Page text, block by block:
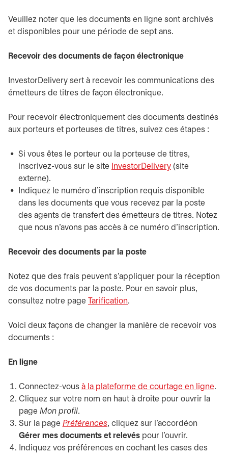
Veuillez noter que les documents en ligne sont archivés
et disponibles pour une période de sept ans.
Recevoir des documents de façon électronique
InvestorDelivery sert à recevoir les communications des
émetteurs de titres de façon électronique.
Pour recevoir électroniquement des documents destinés
aux porteurs et porteuses de titres, suivez ces étapes :
Si vous êtes le porteur ou la porteuse de titres,
inscrivez-vous sur le site
InvestorDelivery s’ouvre dans
(site
externe).
Indiquez le numéro d’inscription requis disponible
dans les documents que vous recevez par la poste
des agents de transfert des émetteurs de titres. Notez
que nous n’avons pas accès à ce numéro d’inscription.
Recevoir des documents par la poste
Notez que des frais peuvent s'appliquer pour la réception
de vos documents par la poste. Pour en savoir plus,
consultez notre page
Tarification.
Voici deux façons de changer la manière de recevoir vos
documents :
En ligne
Connectez-vous à la plateforme de courtage en ligne.
Cliquez sur votre nom en haut à droite pour ouvrir la
page Mon profil.
Sur la page Préférencess’ouvre dans un nouvel onglet
, cliquez sur l’accordéon
Gérer mes documents et relevés pour l’ouvrir.
Indiquez vos préférences en cochant les cases des